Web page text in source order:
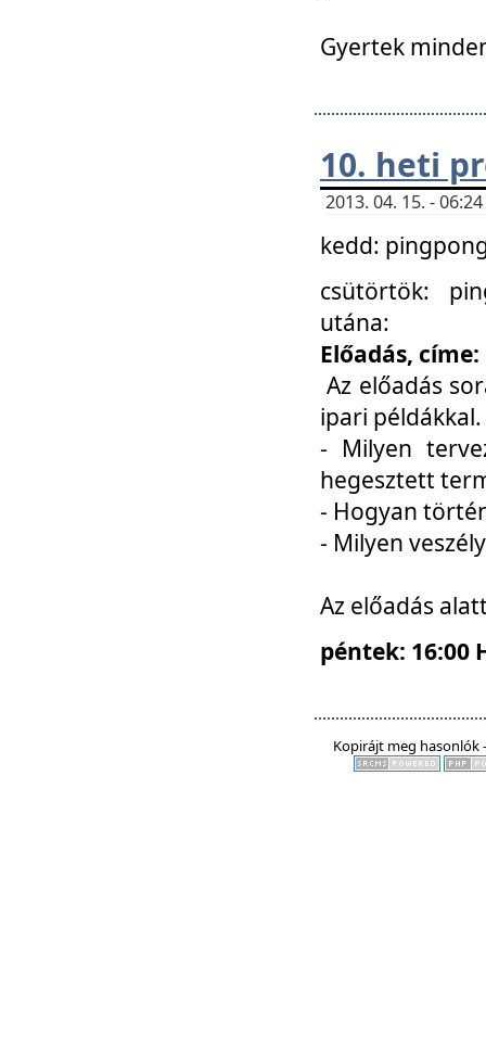
Gyertek
10. heti
2013. 04. 15. -
kedd:
csütörtök:
utána:
Előadás,
Az előadás
ipari
- Milyen
hegesztett
- Hogyan
- Milyen
Az előadás
péntek: 16:00
Kopirájt meg hasonlók